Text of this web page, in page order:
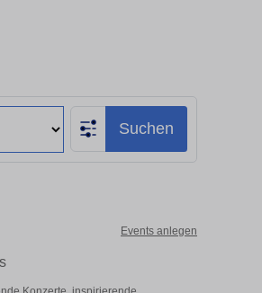
Suchen
Events anlegen